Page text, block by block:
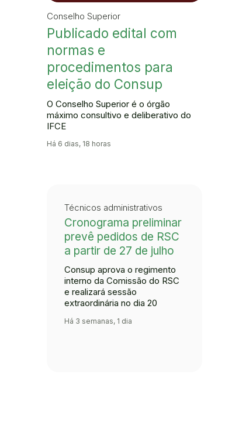
Conselho Superior
Publicado edital com
normas e
procedimentos para
eleição do Consup
O Conselho Superior é o órgão
máximo consultivo e deliberativo do
IFCE
Há 6 dias, 18 horas
Técnicos administrativos
Cronograma preliminar
prevê pedidos de RSC
a partir de 27 de julho
Consup aprova o regimento
interno da Comissão do RSC
e realizará sessão
extraordinária no dia 20
Há 3 semanas, 1 dia